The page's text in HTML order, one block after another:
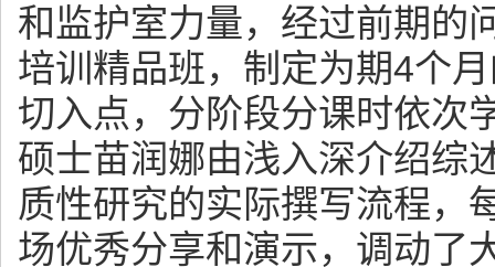
和监护室力量，经过前期的
培训精品班，制定为期4个
切入点，分阶段分课时依次
硕士苗润娜由浅入深介绍综
质性研究的实际撰写流程，
场优秀分享和演示，调动了